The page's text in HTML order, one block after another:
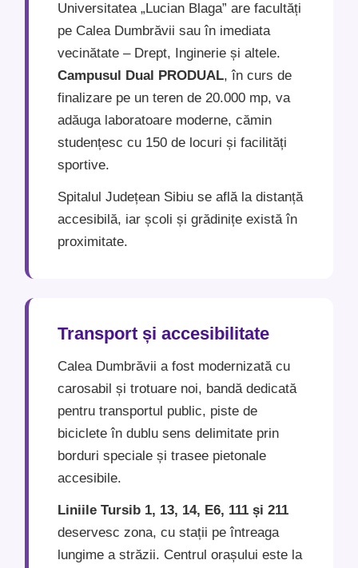
Universitatea „Lucian Blaga” are facultăți
pe Calea Dumbrăvii sau în imediata
vecinătate – Drept, Inginerie și altele.
Campusul Dual PRODUAL, în curs de
finalizare pe un teren de 20.000 mp, va
adăuga laboratoare moderne, cămin
studențesc cu 150 de locuri și facilități
sportive.
Spitalul Județean Sibiu se află la distanță
accesibilă, iar școli și grădinițe există în
proximitate.
Transport și accesibilitate
Calea Dumbrăvii a fost modernizată cu
carosabil și trotuare noi, bandă dedicată
pentru transportul public, piste de
biciclete în dublu sens delimitate prin
borduri speciale și trasee pietonale
accesibile.
Liniile Tursib 1, 13, 14, E6, 111 și 211
deservesc zona, cu stații pe întreaga
lungime a străzii. Centrul orașului este la